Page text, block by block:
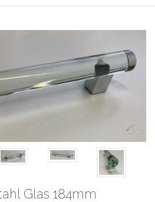
Glas 184mm